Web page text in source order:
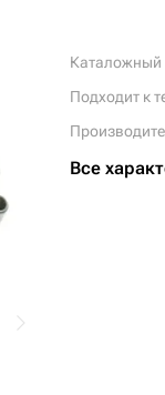
Каталожный
Подходит к
Все